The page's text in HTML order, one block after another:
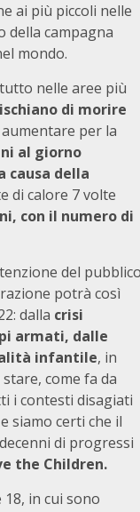
ai più piccoli nelle
della campagna
mondo.
nelle aree più
di morire
per la
al giorno
causa della
di calore 7 volte
con il numero di
del
potrà così
dalla crisi
armati, dalle
infantile, in
come fa da
i contesti disagiati
siamo certi che il
di progressi
the Children.
in cui sono